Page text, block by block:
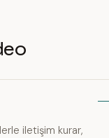
iletişim kurar,